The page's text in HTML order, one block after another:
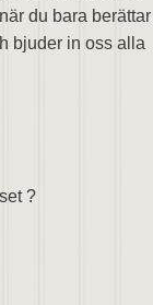
du bara berättar
bjuder in oss alla
?